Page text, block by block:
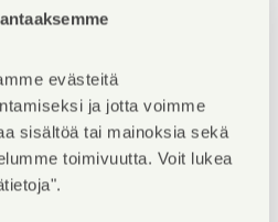
evästeitä
ja jotta voimme
sisältöä tai mainoksia sekä
toimivuutta. Voit lukea
TORSTAINA 13.8.2026
pääset katsomaan kaikkia
voit ilmoittaa etukäteen